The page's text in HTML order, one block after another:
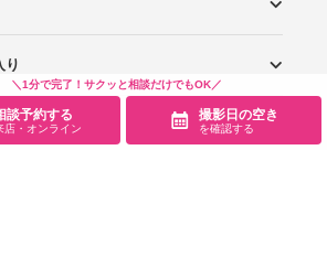
＼1分で完了！サクッと相談だけでもOK／
談予約する
店・オンライン
撮影日の空き
を確認する
す
断
ーから探す
ら探す
ら探す
す
り